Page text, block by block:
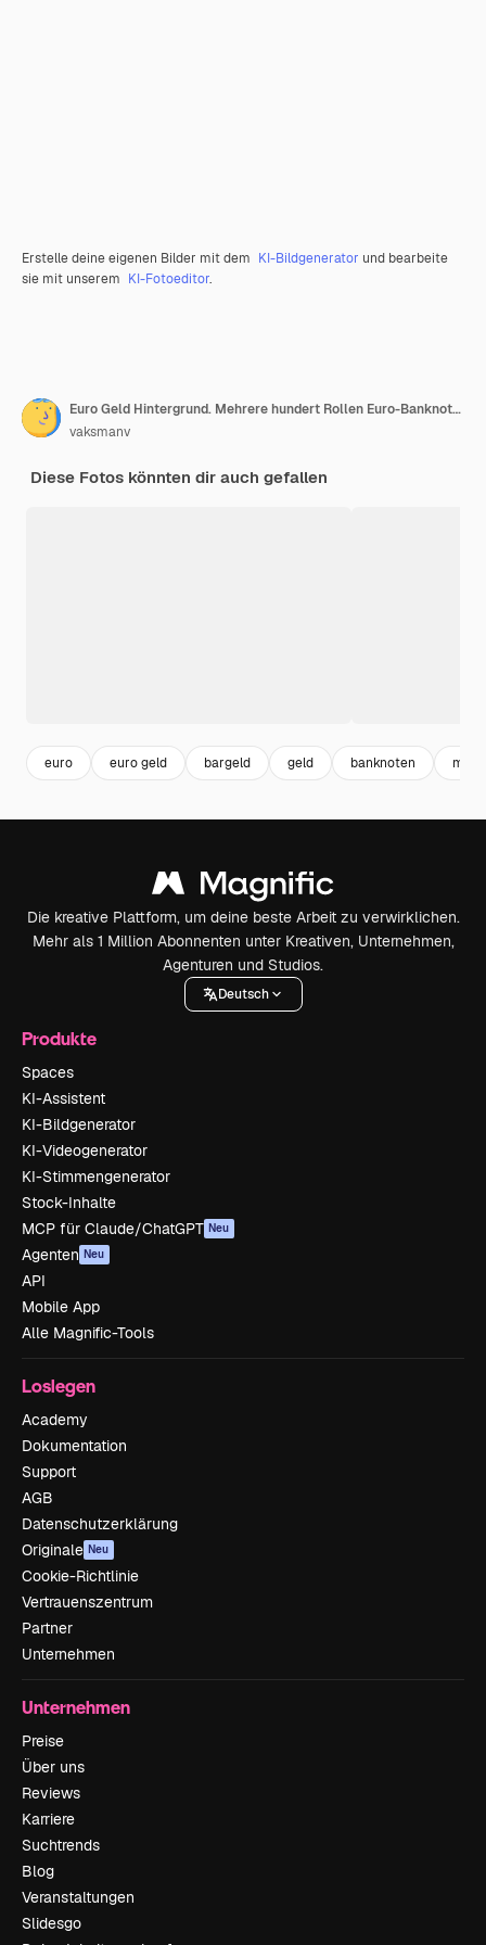
Erstelle deine eigenen Bilder mit dem KI-Bildgenerator und bearbeite
sie mit unserem KI-Fotoeditor.
Euro Geld Hintergrund. Mehrere hundert Rollen Euro-Banknoten in verschiedenen Positionen.
vaksmanv
Diese Fotos könnten dir auch gefallen
euro euro geld bargeld geld banknoten
Die kreative Plattform, um deine beste Arbeit zu verwirklichen.
Mehr als 1 Million Abonnenten unter Kreativen, Unternehmen,
Agenturen und Studios.
Deutsch
Produkte
Spaces
KI-Assistent
KI-Bildgenerator
KI-Videogenerator
KI-Stimmengenerator
Stock-Inhalte
MCP für Claude/ChatGPT Neu
Agenten Neu
API
Mobile App
Alle Magnific-Tools
Loslegen
Academy
Dokumentation
Support
AGB
Datenschutzerklärung
Originale Neu
Cookie-Richtlinie
Vertrauenszentrum
Partner
Unternehmen
Unternehmen
Preise
Über uns
Reviews
Karriere
Suchtrends
Blog
Veranstaltungen
Slidesgo